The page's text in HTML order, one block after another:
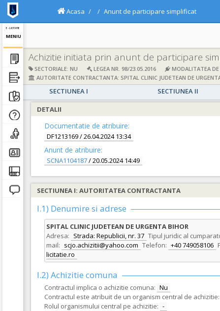
E - LICITATIE
MENIU
Acasa Anunt de participare simplificat
Achizitie initiata prin anunt de participare
SECTORIALE: NU LEGEA NR. 98/23.05.2016 MODALITATEA
AUTORITATE CONTRACTANTA: SPITAL CLINIC JUDETEAN DE
SECTIUNEA I SECTIUNEA II
DETALII
Documentatie de atribuire:
DF1213169/ 26.04.2024 13:34
Anunt de atribuire:
SCNA1104187/ 20.05.2024 14:49
SECTIUNEA I: AUTORITATEA CONTRACTANTA
I.1) Denumire si adrese
SPITAL CLINIC JUDETEAN DE URGENTA BIHOR
Adresa: Strada: Republicii, nr. 37 Tipul juridic al
mail: scjo.achizitii@yahoo.com Telefon: +40 749058106
licitatie.ro
I.2) Achizitie comuna
Contractul implica o achizitie comuna: Nu
Contractul este atribuit de un organism central de achizitie:
Rolul organismului central pe achizitie: -